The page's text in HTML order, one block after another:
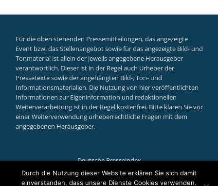
Für die oben stehenden Pressemitteilungen, das angezeigte
Event bzw. das Stellenangebot sowie für das angezeigte Bild- und
Tonmaterial ist allein der jeweils angegebene Herausgeber
verantwortlich. Dieser ist in der Regel auch Urheber der
Pressetexte sowie der angehängten Bild-, Ton- und
Informationsmaterialien. Die Nutzung von hier veröffentlichten
Informationen zur Eigeninformation und redaktionellen
Weiterverarbeitung ist in der Regel kostenfrei. Bitte klären Sie vor
einer Weiterverwendung urheberrechtliche Fragen mit dem
angegebenen Herausgeber.
Deutsche Presseindex
Secondary
Durch die Nutzung dieser Website erklären Sie sich damit
einverstanden, dass unsere Dienste Cookies verwenden.